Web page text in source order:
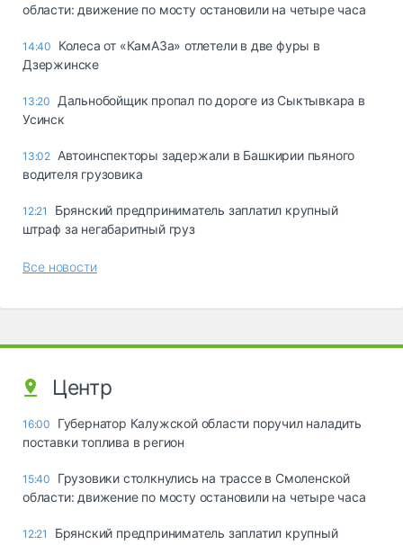
области: движение по мосту остановили на четыре часа
14:40
Колеса от «КамАЗа» отлетели в две фуры в
Дзержинске
13:20
Дальнобойщик пропал по дороге из Сыктывкара в
Усинск
13:02 Автоинспекторы задержали в Башкирии пьяного
водителя грузовика
12:21
Брянский предприниматель заплатил крупный
штраф за негабаритный груз
Все новости
Центр
16:00
Губернатор Калужской области поручил наладить
поставки топлива в регион
15:40
Грузовики столкнулись на трассе в Смоленской
области: движение по мосту остановили на четыре часа
12:21
Брянский предприниматель заплатил крупный